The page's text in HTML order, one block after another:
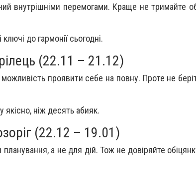
внутрішніми перемогами. Краще не тримайте
до гармонії сьогодні.
(22.11 – 21.12)
проявити себе на повну. Проте не
ніж десять абияк.
(22.12 – 19.01)
а не для дій. Тож не довіряйте